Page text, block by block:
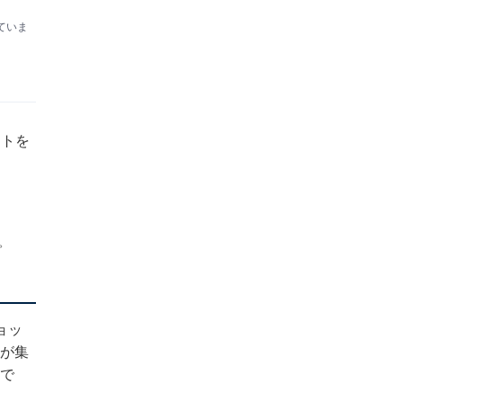
いま
を
ッ
集